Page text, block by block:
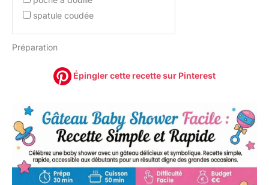
spatule coudée
Préparation
Épingler cette recette sur Pinterest